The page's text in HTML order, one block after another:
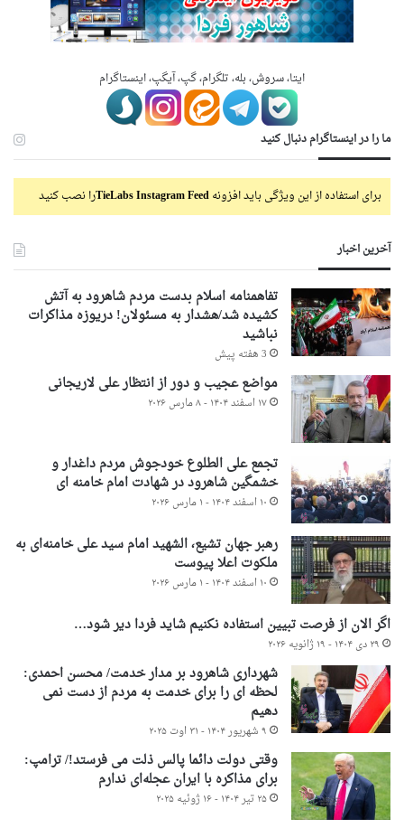
ایتا، سروش، بله، تلگرام، گپ، آیگپ، اینستاگرام
ما را در اینستاگرام دنبال کنید
برای استفاده از این ویژگی باید افزونهTieLabs Instagram Feedرا نصب کنید
آخرین اخبار
تفاهمنامه اسلام بدست مردم شاهرود به آتش
کشیده شد/هشدار به مسئولان! دریوزه مذاکرات
نباشید
3 هفته پیش
مواضع عجیب و دور از انتظار علی لاریجانی
۱۷ اسفند ۱۴۰۴ - ۸ مارس ۲۰۲۶
تجمع علی الطلوع خودجوش مردم داغدار و
خشمگین شاهرود در شهادت امام خامنه ای
۱۰ اسفند ۱۴۰۴ - ۱ مارس ۲۰۲۶
رهبر جهان تشیع، الشهید امام سید علی خامنه‌ای به
ملکوت اعلا پیوست
۱۰ اسفند ۱۴۰۴ - ۱ مارس ۲۰۲۶
اگر الان از فرصت تبیین استفاده نکنیم شاید فردا دیر شود…
۲۹ دی ۱۴۰۴ - ۱۹ ژانویه ۲۰۲۶
شهرداری شاهرود بر مدار خدمت/ محسن احمدی:
لحظه ای را برای خدمت به مردم از دست نمی
دهیم
۹ شهریور ۱۴۰۴ - ۳۱ اوت ۲۰۲۵
وقتی دولت دائما پالس ذلت می فرستد!/ ترامپ:
برای مذاکره با ایران عجله‌ای ندارم
۲۵ تیر ۱۴۰۴ - ۱۶ ژوئیه ۲۰۲۵